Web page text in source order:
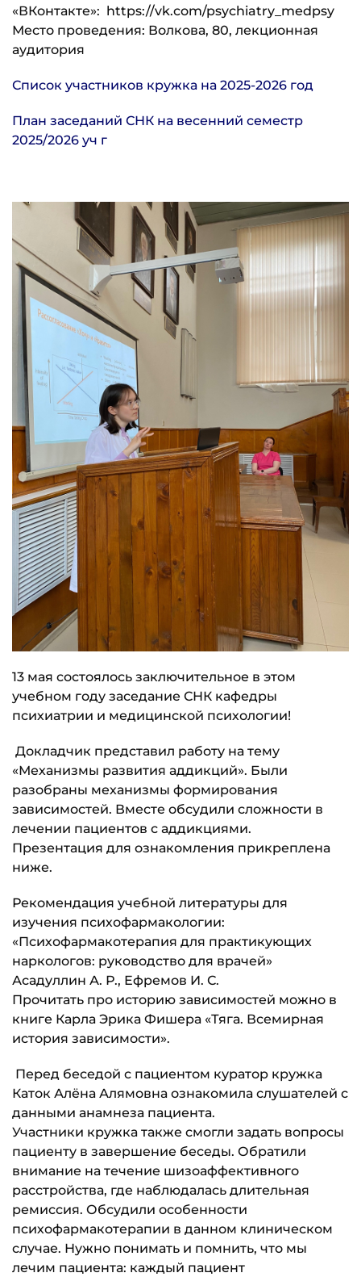
«ВКонтакте»: https://vk.com/psychiatry_medpsy
Место проведения: Волкова, 80, лекционная
аудитория
Список участников кружка на 2025-2026 год
План заседаний СНК на весенний семестр
2025/2026 уч г
13 мая состоялось заключительное в этом
учебном году заседание СНК кафедры
психиатрии и медицинской психологии!
Докладчик представил работу на тему
«Механизмы развития аддикций». Были
разобраны механизмы формирования
зависимостей. Вместе обсудили сложности в
лечении пациентов с аддикциями.
Презентация для ознакомления прикреплена
ниже.
Рекомендация учебной литературы для
изучения психофармакологии:
«Психофармакотерапия для практикующих
наркологов: руководство для врачей»
Асадуллин А. Р., Ефремов И. С.
Прочитать про историю зависимостей можно в
книге Карла Эрика Фишера «Тяга. Всемирная
история зависимости».
Перед беседой с пациентом куратор кружка
Каток Алёна Алямовна ознакомила слушателей с
данными анамнеза пациента.
Участники кружка также смогли задать вопросы
пациенту в завершение беседы. Обратили
внимание на течение шизоаффективного
расстройства, где наблюдалась длительная
ремиссия. Обсудили особенности
психофармакотерапии в данном клиническом
случае. Нужно понимать и помнить, что мы
лечим пациента: каждый пациент